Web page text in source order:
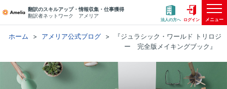
翻訳のスキルアップ・情報収集・仕事獲得
翻訳者ネットワーク アメリア
法人の方へ ログイン メニュー
ホーム アメリア公式ブログ
『ジュラシック・ワールド トリロジ
ー 完全版メイキングブック』